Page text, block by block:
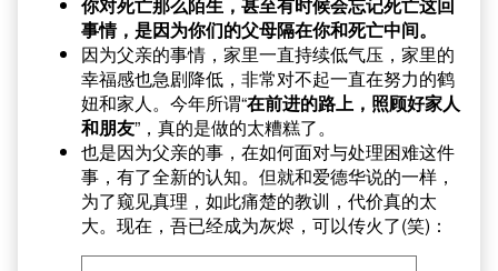
事情，是因为你们的父母隔在你和死亡中间。
因为父亲的事情，家里一直持续低气压，家里的
幸福感也急剧降低，非常对不起一直在努力的鹤
妞和家人。今年所谓“在前进的路上，照顾好家人
和朋友”，真的是做的太糟糕了。
也是因为父亲的事，在如何面对与处理困难这件
事，有了全新的认知。但就和爱德华说的一样，
为了窥见真理，如此痛楚的教训，代价真的太
大。现在，吾已经成为灰烬，可以传火了(笑)：